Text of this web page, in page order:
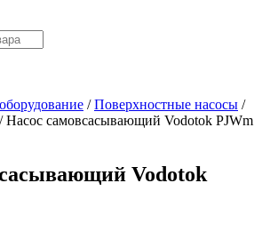
/Поверхностные насосы /
/Насос самовсасывающий Vodotok PJWm
Vodotok